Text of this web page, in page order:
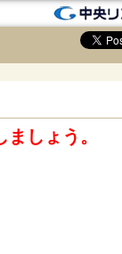
しょう。